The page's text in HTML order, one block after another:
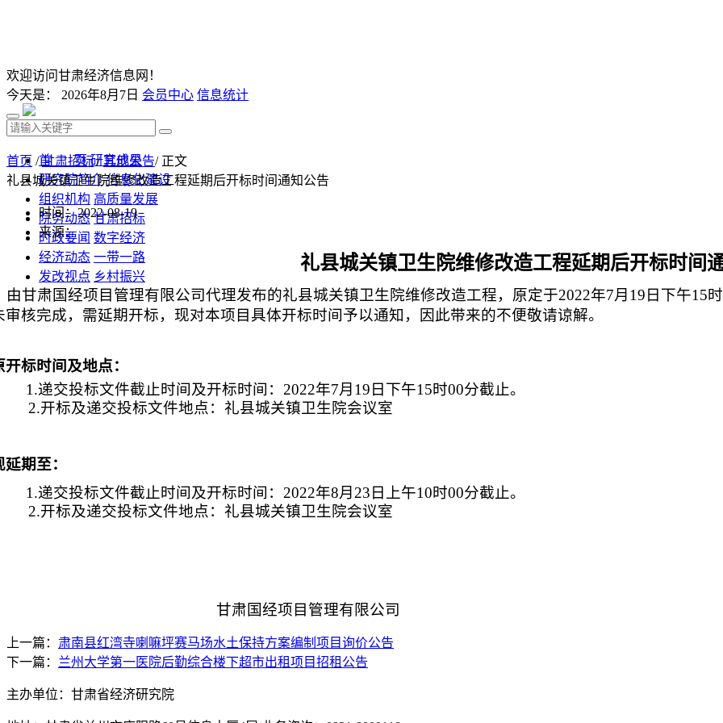
欢迎访问甘肃经济信息网！
今天是： 2026年8月7日 会员中心 信息统计
首 页 研究成果
研究院简介 信息化建设
组织机构 高质量发展
院务动态 甘肃招标
时政要闻 数字经济
经济动态 一带一路
发改视点 乡村振兴
投资分析 发展规划
监测预测 文库下载
首页 /甘肃招标/其他公告/ 正文
礼县城关镇卫生院维修改造工程延期后开标时间通知公告
时间：2022-08-19
来源：
礼县城关镇卫生院维修改造工程延期后开标时间
由甘肃国经项目管理有限公司代理发布的礼县城关镇卫生院维修改造工程，原定于2022年7月19日下午15
审核完成，需延期开标， 现对本项目 具体开标时间予以通知，因此带来的不便敬请谅解。
开标时间及地点：
1.递交投标文件截止时间及开标时间： 2022年7月19日下午15时00分截止。
2.开标及递交投标文件地点：礼县城关镇卫生院会议室
延期至：
1.递交投标文件截止时间及开标时间： 2022年8月23日上午10时00分截止。
2.开标及递交投标文件地点：礼县城关镇卫生院会议室
甘肃国经项目管理有限公司
上一篇： 肃南县红湾寺喇嘛坪赛马场水土保持方案编制项目询价公告
下一篇： 兰州大学第一医院后勤综合楼下超市出租项目招租公告
主办单位：甘肃省经济研究院